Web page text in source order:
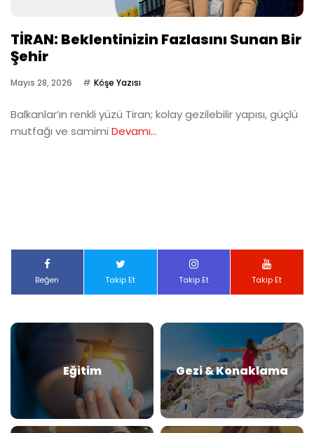
TİRAN: Beklentinizin Fazlasını Sunan Bir
Şehir
Mayıs 28, 2026 Köşe Yazısı
Balkanlar’ın renkli yüzü Tiran; kolay gezilebilir yapısı, güçlü
mutfağı ve samimi Devamı...
Beğen Takip Et Takip Et Takip Et
Eğitim Gezi & Konaklama